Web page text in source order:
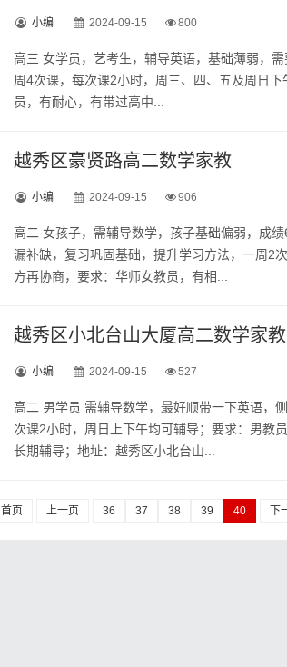
小编 2024-09-15 800
高三 女学员，艺考生，辅导英语，基础薄弱，
周4次课，每次课2小时，周三、四、五及周日
员，有耐心，有带过高中...
越秀区豪贤路高二数学家教
小编 2024-09-15 906
高二 女孩子，需辅导数学，孩子基础偏弱，成
漏补缺，复习巩固基础，提升学习方法，一周2
方再协商，要求：华师女教员，有相...
越秀区小北台山大厦高二数学家教
小编 2024-09-15 527
高二 男学员 需辅导数学，最好顺带一下英语，
次课2小时，周日上下午均可辅导；要求：男教
长期辅导；地址：越秀区小北台山...
首页 上一页 36 37 38 39 40 下